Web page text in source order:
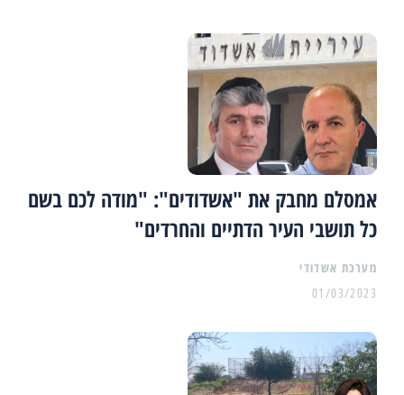
אמסלם מחבק את "אשדודים": "מודה לכם בשם
כל תושבי העיר הדתיים והחרדים"
מערכת אשדודי
01/03/2023